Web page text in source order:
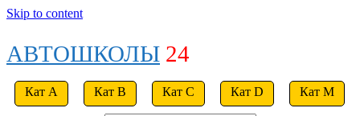
Skip to content
АВТОШКОЛЫ 24
Кат A Кат B Кат C Кат D Кат M